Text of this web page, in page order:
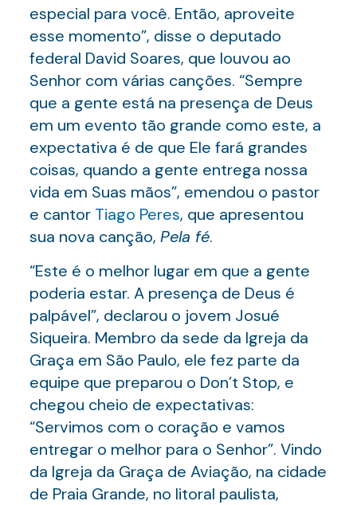
especial para você. Então, aproveite
esse momento”, disse o deputado
federal David Soares, que louvou ao
Senhor com várias canções. “Sempre
que a gente está na presença de Deus
em um evento tão grande como este, a
expectativa é de que Ele fará grandes
coisas, quando a gente entrega nossa
vida em Suas mãos”, emendou o pastor
e cantor Tiago Peres, que apresentou
sua nova canção, Pela fé.
“Este é o melhor lugar em que a gente
poderia estar. A presença de Deus é
palpável”, declarou o jovem Josué
Siqueira. Membro da sede da Igreja da
Graça em São Paulo, ele fez parte da
equipe que preparou o Don’t Stop, e
chegou cheio de expectativas:
“Servimos com o coração e vamos
entregar o melhor para o Senhor”. Vindo
da Igreja da Graça de Aviação, na cidade
de Praia Grande, no litoral paulista,